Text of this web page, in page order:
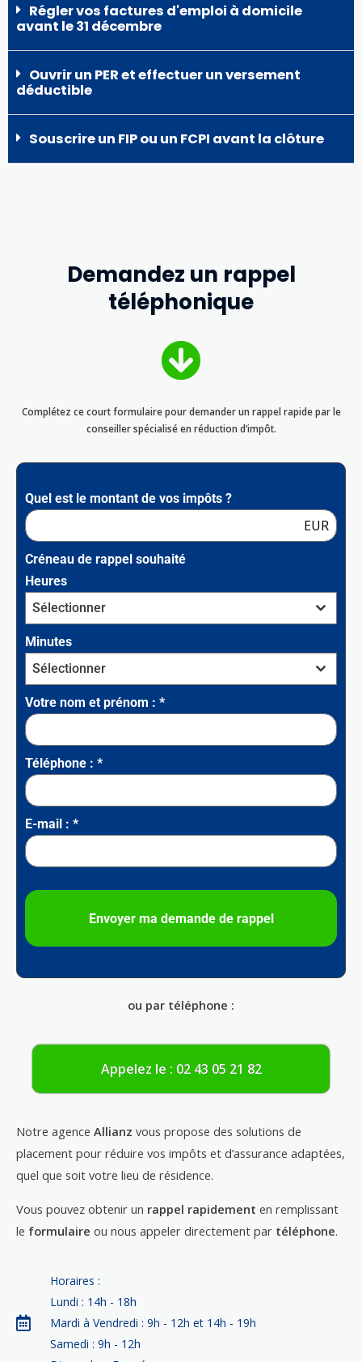
Régler vos factures d'emploi à domicile
avant le 31 décembre
Ouvrir un PER et effectuer un versement
déductible
Souscrire un FIP ou un FCPI avant la clôture
Demandez un rappel
téléphonique
Complétez ce court formulaire pour demander un rappel rapide par le
conseiller spécialisé en réduction d’impôt.
Quel est le montant de vos impôts ?
EUR
Créneau de rappel souhaité
Heures
Sélectionner
Minutes
Sélectionner
Votre nom et prénom : *
Téléphone : *
E-mail : *
Envoyer ma demande de rappel
ou par téléphone :
Appelez le : 02 43 05 21 82
Notre agence Allianz vous propose des solutions de
placement pour réduire vos impôts et d’assurance adaptées,
quel que soit votre lieu de résidence.
Vous pouvez obtenir un rappel rapidement en remplissant
le formulaire ou nous appeler directement par téléphone.
Horaires :
Lundi : 14h - 18h
Mardi à Vendredi : 9h - 12h et 14h - 19h
Samedi : 9h - 12h